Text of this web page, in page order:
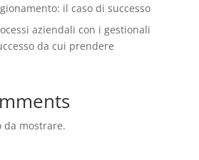
il caso di successo
aziendali con i gestionali
da cui prendere
da mostrare.